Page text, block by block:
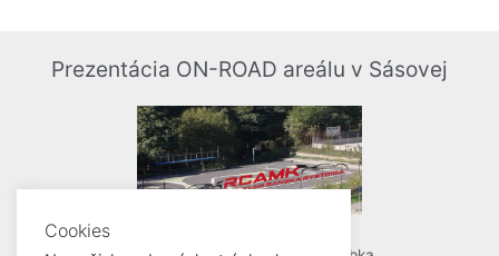
Prezentácia ON-ROAD areálu v Sásovej
Cookies